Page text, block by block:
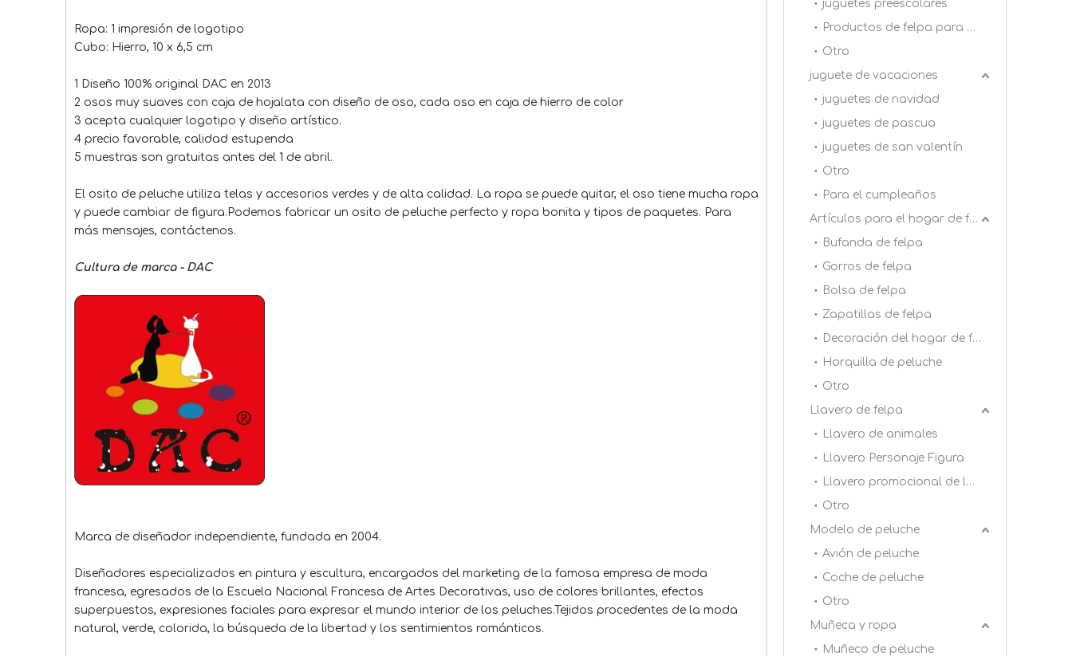
Ropa: 1 impresión de logotipo
Cubo: Hierro, 10 x 6,5 cm
1 Diseño 100% original DAC en 2013
2 osos muy suaves con caja de hojalata con diseño de oso, cada oso en caja de hierro de color
3 acepta cualquier logotipo y diseño artístico.
4 precio favorable, calidad estupenda
5 muestras son gratuitas antes del 1 de abril.
El osito de peluche utiliza telas y accesorios verdes y de alta calidad. La ropa se puede quitar, el oso tiene mucha ropa
y puede cambiar de figura.Podemos fabricar un osito de peluche perfecto y ropa bonita y tipos de paquetes. Para
más mensajes, contáctenos.
Cultura de marca - DAC
Marca de diseñador independiente, fundada en 2004.
Diseñadores especializados en pintura y escultura, encargados del marketing de la famosa empresa de moda
francesa, egresados ​​de la Escuela Nacional Francesa de Artes Decorativas, uso de colores brillantes, efectos
superpuestos, expresiones faciales para expresar el mundo interior de los peluches.Tejidos procedentes de la moda
natural, verde, colorida, la búsqueda de la libertad y los sentimientos románticos.
juguetes preescolares
Productos de felpa para dormitorio infantil
Otro
juguete de vacaciones
juguetes de navidad
juguetes de pascua
juguetes de san valentín
Otro
Para el cumpleaños
Artículos para el hogar de felpa
Bufanda de felpa
Gorros de felpa
Bolsa de felpa
Zapatillas de felpa
Decoración del hogar de felpa
Horquilla de peluche
Otro
Llavero de felpa
Llavero de animales
Llavero Personaje Figura
Llavero promocional de la felpa
Otro
Modelo de peluche
Avión de peluche
Coche de peluche
Otro
Muñeca y ropa
Muñeco de peluche